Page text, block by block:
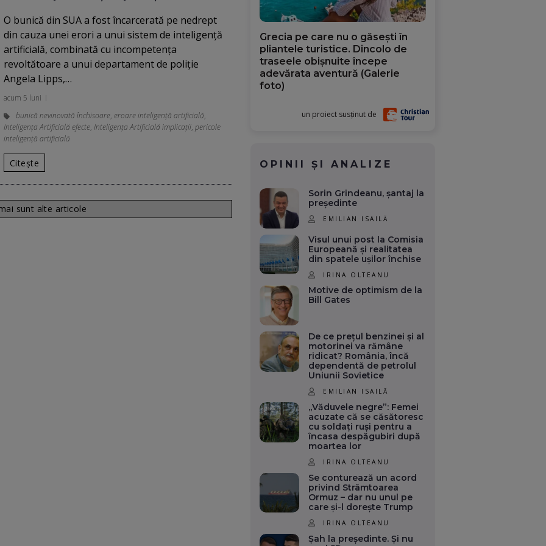
O bunică din SUA a fost încarcerată pe nedrept
din cauza unei erori a unui sistem de inteligență
artificială, combinată cu incompetența
revoltătoare a unui departament de poliție
Angela Lipps,…
acum 5 luni
bunică nevinovată închisoare, eroare inteligență artificială,
Inteligența Artificială efecte, Inteligența Artificială implicații, pericole
inteligență artificială
Citește
sunt alte articole
Grecia pe care nu o găsești în
pliantele turistice. Dincolo de
traseele obișnuite începe
adevărata aventură (Galerie
foto)
un proiect susținut de
OPINII ȘI ANALIZE
Sorin Grindeanu, șantaj la
președinte
EMILIAN ISAILĂ
Visul unui post la Comisia
Europeană și realitatea
din spatele ușilor închise
IRINA OLTEANU
Motive de optimism de la
Bill Gates
De ce prețul benzinei și al
motorinei va rămâne
ridicat? România, încă
dependentă de petrolul
Uniunii Sovietice
EMILIAN ISAILĂ
„Văduvele negre”: Femei
acuzate că se căsătoresc
cu soldați ruși pentru a
încasa despăgubiri după
moartea lor
IRINA OLTEANU
Se conturează un acord
privind Strâmtoarea
Ormuz – dar nu unul pe
care și-l dorește Trump
IRINA OLTEANU
Șah la președinte. Și nu